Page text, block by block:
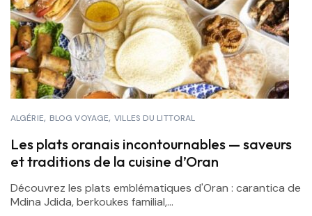
ALGÉRIE BLOG VOYAGE VILLES DU LITTORAL
Les plats oranais incontournables — saveurs
et traditions de la cuisine d’Oran
Découvrez les plats emblématiques d'Oran : carantica de
Mdina Jdida, berkoukes familial,...